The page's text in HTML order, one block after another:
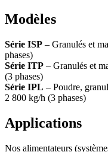
Modèles
Série ISP – Granulés et
phases)
Série ITP – Granulés et
(3 phases)
Série IPL – Poudre,
2 800 kg/h (3 phases)
Applications
Nos alimentateurs